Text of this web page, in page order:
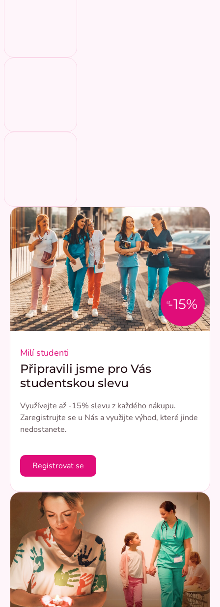
až-15%
Milí studenti
Připravili jsme pro Vás
studentskou slevu
Využívejte až -15% slevu z každého nákupu.
Zaregistrujte se u Nás a využijte výhod, které jinde
nedostanete.
Registrovat se